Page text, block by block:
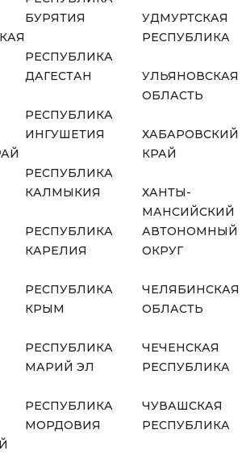
БУРЯТИЯ
РЕСПУБЛИКА
ДАГЕСТАН
РЕСПУБЛИКА
ИНГУШЕТИЯ
РЕСПУБЛИКА
КАЛМЫКИЯ
РЕСПУБЛИКА
КАРЕЛИЯ
РЕСПУБЛИКА
КРЫМ
РЕСПУБЛИКА
МАРИЙ ЭЛ
РЕСПУБЛИКА
МОРДОВИЯ
УДМУРТСКАЯ
РЕСПУБЛИКА
УЛЬЯНОВСКАЯ
ОБЛАСТЬ
ХАБАРОВСКИЙ
КРАЙ
ХАНТЫ-
МАНСИЙСКИЙ
АВТОНОМНЫЙ
ОКРУГ
ЧЕЛЯБИНСКАЯ
ОБЛАСТЬ
ЧЕЧЕНСКАЯ
РЕСПУБЛИКА
ЧУВАШСКАЯ
РЕСПУБЛИКА